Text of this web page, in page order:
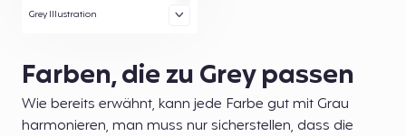
Grey Illustration
Farben, die zu Grey passen
Wie bereits erwähnt, kann jede Farbe gut mit Grau
harmonieren, man muss nur sicherstellen, dass die